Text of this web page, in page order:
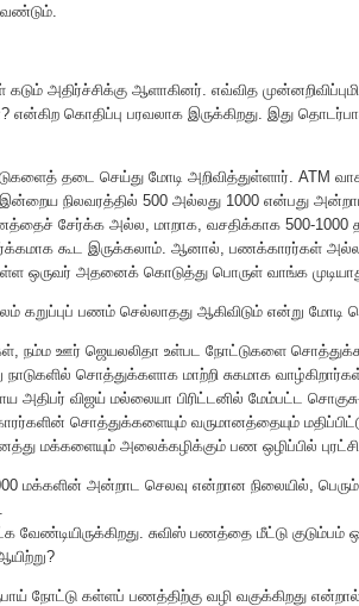
அதிர்ச்சிக்கு ஆளாகினர். எவ்வித
என்கிற கொதிப்பு பரவலாக இருக்கிறது. இது
தடை செய்து மோடி அறிவித்துள்ளார். ATM
நிலவரத்தில் 500 அல்லது 1000 என்பது
பணத்தைச் சேர்க்க அல்ல, மாறாக, வசதிக்காக 500-
கூட இருக்கலாம். ஆனால், பணக்காரர்கள்
ஒருவர் அதனைக் கொடுத்து பொருள் வாங்க
கறுப்புப் பணம் செல்லாதது ஆகிவிடும் என்று மோடி
நம்ம ஊர் ஜெயலலிதா உள்பட நோட்டுகளை
சொத்துக்களாக மாற்றி சுகமாக
அதிபர் விஜய் மல்லையா பிரிட்டனில் மேம்பட்ட சொகுசு-
சொத்துக்களையும் வருமானத்தையும்
மக்களையும் அலைக்கழிக்கும் பண ஒழிப்பில் புரட்சி
மக்களின் அன்றாட செலவு என்றான நிலையில்,
சுவிஸ் பணத்தை மீட்டு குடும்பம்
நோட்டு கள்ளப் பணத்திற்கு வழி வகுக்கிறது